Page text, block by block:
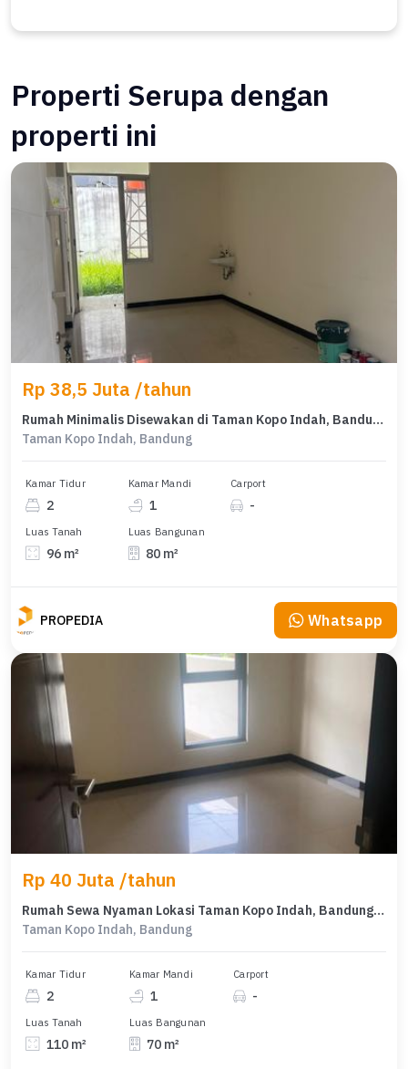
Properti Serupa dengan
properti ini
Rp 38,5 Juta /tahun
Rumah Minimalis Disewakan di Taman Kopo Indah, Bandung, Harga Ekonomis
Taman Kopo Indah, Bandung
Kamar Tidur
2
Kamar Mandi
1
Carport
-
Luas Tanah
96 m²
Luas Bangunan
80 m²
PROPEDIA Whatsapp
Rp 40 Juta /tahun
Rumah Sewa Nyaman Lokasi Taman Kopo Indah, Bandung, LB 70m²
Taman Kopo Indah, Bandung
Kamar Tidur
2
Kamar Mandi
1
Carport
-
Luas Tanah
110 m²
Luas Bangunan
70 m²